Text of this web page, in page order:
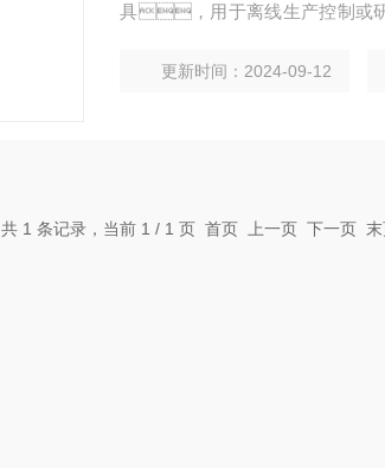
具，用于离线生产控制或
率和缺陷信息。自动化
更新时间：2024-09-12
共 1 条记录，当前 1 / 1 页 首页 上一页 下一页